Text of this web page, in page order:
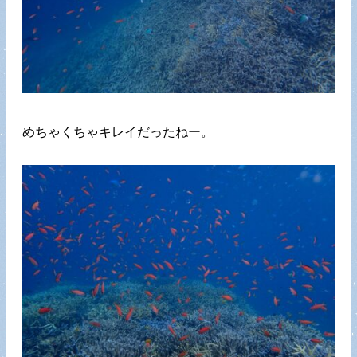
めちゃくちゃキレイだったねー。